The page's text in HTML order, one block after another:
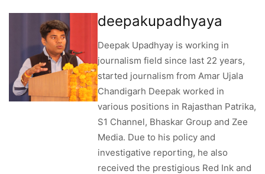
deepakupadhyaya
Deepak Upadhyay is working in
journalism field since last 22 years,
started journalism from Amar Ujala
Chandigarh Deepak worked in
various positions in Rajasthan Patrika,
S1 Channel, Bhaskar Group and Zee
Media. Due to his policy and
investigative reporting, he also
received the prestigious Red Ink and